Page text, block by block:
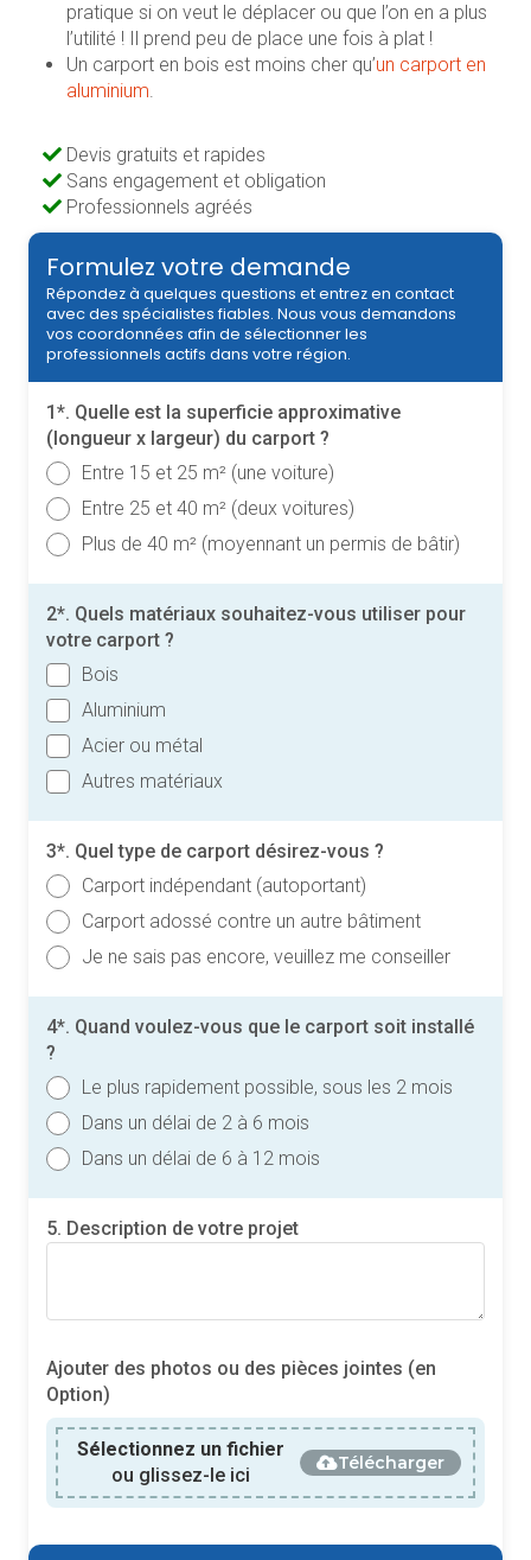
pratique si on veut le déplacer ou que l’on en a plus
l’utilité ! Il prend peu de place une fois à plat !
Un carport en bois est moins cher qu’un carport en
aluminium.
Devis gratuits et rapides
Sans engagement et obligation
Professionnels agréés
Formulez votre demande
Répondez à quelques questions et entrez en contact
avec des spécialistes fiables. Nous vous demandons
vos coordonnées afin de sélectionner les
professionnels actifs dans votre région.
1*. Quelle est la superficie approximative
(longueur x largeur) du carport ?
Entre 15 et 25 m² (une voiture)
Entre 25 et 40 m² (deux voitures)
Plus de 40 m² (moyennant un permis de bâtir)
2*. Quels matériaux souhaitez-vous utiliser pour
votre carport ?
Bois
Aluminium
Acier ou métal
Autres matériaux
3*. Quel type de carport désirez-vous ?
Carport indépendant (autoportant)
Carport adossé contre un autre bâtiment
Je ne sais pas encore, veuillez me conseiller
4*. Quand voulez-vous que le carport soit installé
?
Le plus rapidement possible, sous les 2 mois
Dans un délai de 2 à 6 mois
Dans un délai de 6 à 12 mois
5. Description de votre projet
Ajouter des photos ou des pièces jointes (en
Option)
Sélectionnez un fichier
ou glissez-le ici
Télécharger